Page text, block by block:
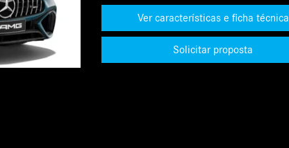
Ver características e ficha técnica
Solicitar proposta